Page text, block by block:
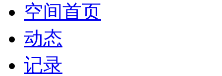
空间首页
动态
记录